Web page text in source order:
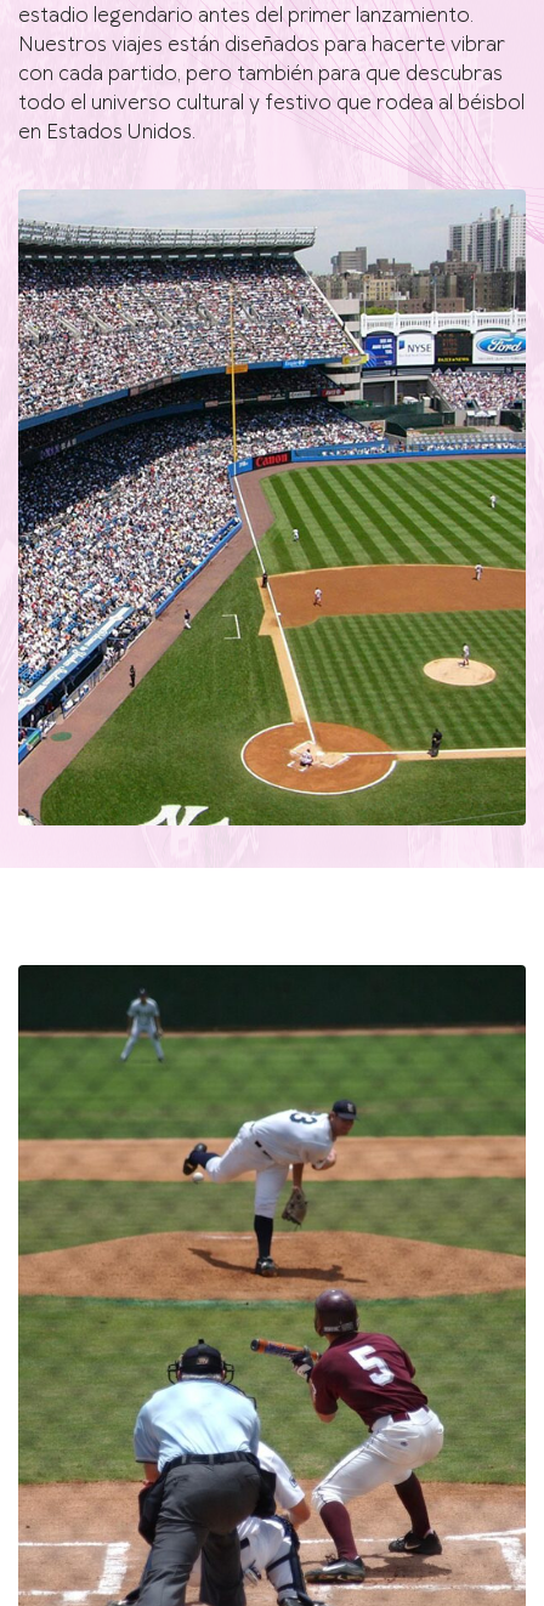
estadio legendario antes del primer lanzamiento.
Nuestros viajes están diseñados para hacerte vibrar
con cada partido, pero también para que descubras
todo el universo cultural y festivo que rodea al béisbol
en Estados Unidos.